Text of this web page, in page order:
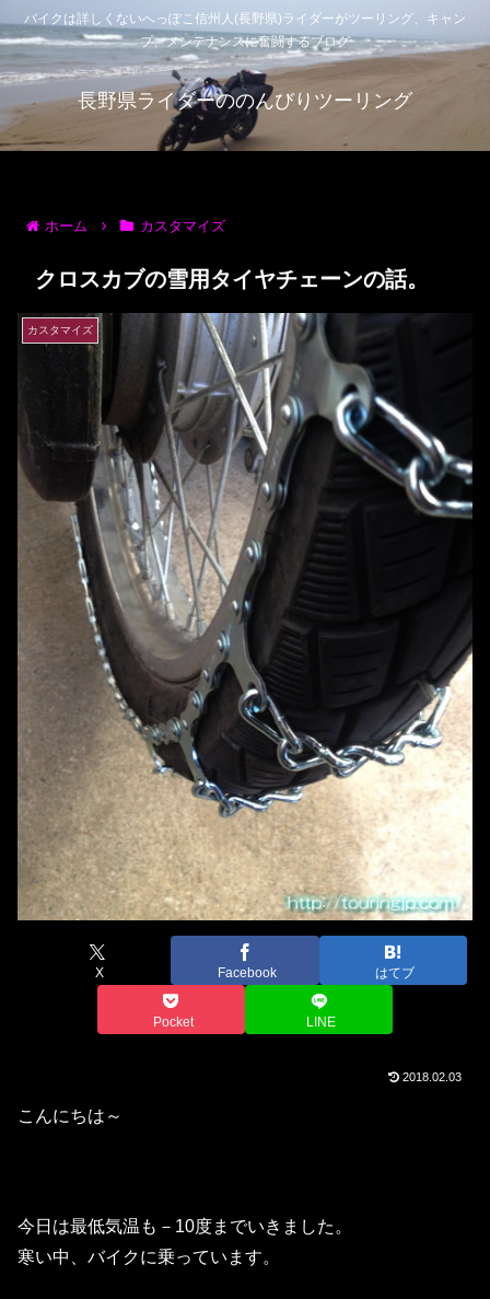
バイクは詳しくないへっぽこ信州人(長野県)ライダーがツーリング、キャン
プ、メンテナンスに奮闘するブログ
長野県ライダーののんびりツーリング
ホーム カスタマイズ
クロスカブの雪用タイヤチェーンの話。
カスタマイズ
X Facebook はてブ
Pocket LINE
2018.02.03
こんにちは～
今日は最低気温も－10度までいきました。
寒い中、バイクに乗っています。